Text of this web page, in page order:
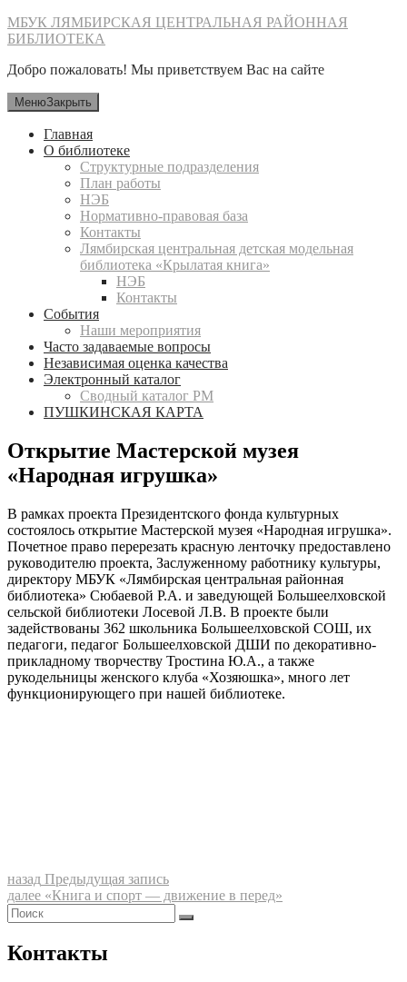
Перейти
к
МБУК ЛЯМБИРСКАЯ ЦЕНТРАЛЬНАЯ РАЙОННАЯ
БИБЛИОТЕКА
Добро пожаловать! Мы приветствуем Вас на сайте
МенюЗакрыть
Главная
О библиотеке
Структурные подразделения
План работы
НЭБ
Нормативно-правовая база
Контакты
Лямбирская центральная детская модельная
библиотека «Крылатая книга»
НЭБ
Контакты
События
Наши мероприятия
Часто задаваемые вопросы
Независимая оценка качества
Электронный каталог
Сводный каталог РМ
ПУШКИНСКАЯ КАРТА
Открытие Мастерской музея
«Народная игрушка»
В рамках проекта Президентского фонда культурных
состоялось открытие Мастерской музея «Народная игрушка».
Почетное право перерезать красную ленточку предоставлено
руководителю проекта, Заслуженному работнику культуры,
директору МБУК «Лямбирская центральная районная
библиотека» Сюбаевой Р.А. и заведующей Большеелховской
сельской библиотеки Лосевой Л.В. В проекте были
задействованы 362 школьника Большеелховской СОШ, их
педагоги, педагог Большеелховской ДШИ по декоративно-
прикладному творчеству Тростина Ю.А., а также
рукодельницы женского клуба «Хозяюшка», много лет
функционирующего при нашей библиотеке.
Навигация
по
записям
назад Предыдущая
запись:
Предыдущая запись
далее Следующая
«Книга и спорт — движение в перед»
Найти:
Поиск
Контакты